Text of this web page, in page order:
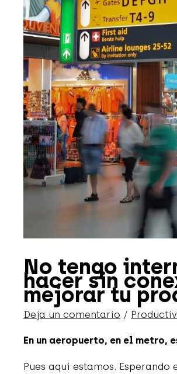
No tengo
hacer sin
mejorar tu
Deja un comentario /
En un aeropuerto, en el metro,
Pues aquí estamos.